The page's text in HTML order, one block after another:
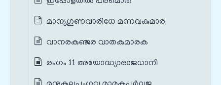
മാന്യഗുണവാരിധേ മന്നവകുമാര
വാനരകുഞ്ജര വാതകുമാരക
രംഗം 11 അയോദ്ധ്യാരാജധാനി